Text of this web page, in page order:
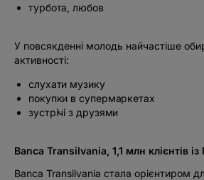
турбота, любов
У повсякденні молодь найчастіше
активності:
слухати музику
покупки в супермаркетах
зустрічі з друзями
Banca Transilvania, 1,1 млн клієнтів
Banca Transilvania стала орієнтиром